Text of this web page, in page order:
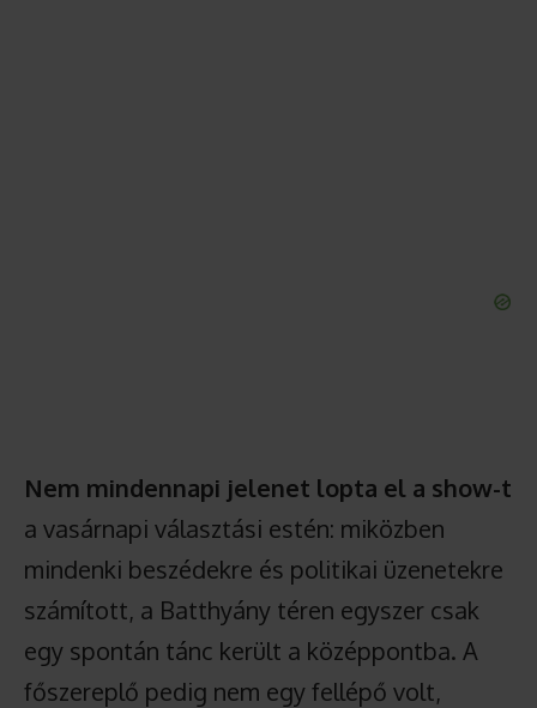
Nem mindennapi jelenet lopta el a show-t
a vasárnapi választási estén: miközben
mindenki beszédekre és politikai üzenetekre
számított, a Batthyány téren egyszer csak
egy spontán tánc került a középpontba. A
főszereplő pedig nem egy fellépő volt,